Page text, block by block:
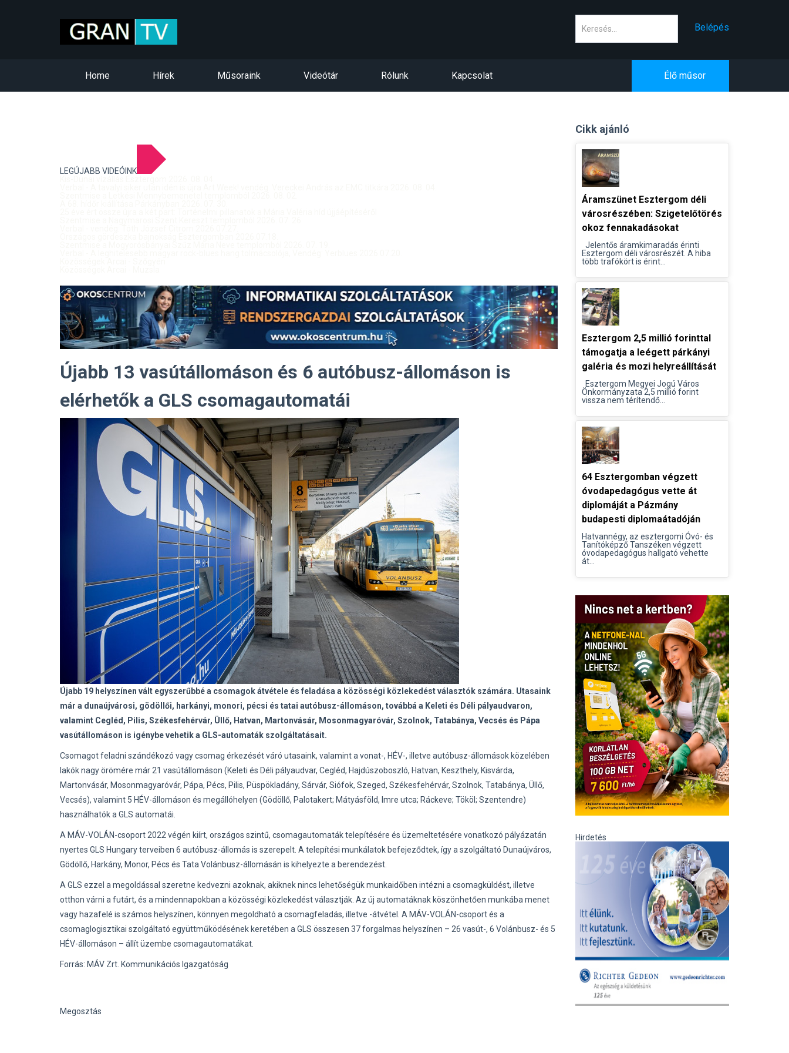
Belépés
Home Hírek Műsoraink Videótár Rólunk Kapcsolat Élő műsor
LEGÚJABB VIDEÓINK
Újabb 13 vasútállomáson és 6 autóbusz-állomáson is
elérhetők a GLS csomagautomatái
Újabb 19 helyszínen vált egyszerűbbé a csomagok átvétele és feladása a közösségi közlekedést választók számára. Utasaink
már a dunaújvárosi, gödöllői, harkányi, monori, pécsi és tatai autóbusz-állomáson, továbbá a Keleti és Déli pályaudvaron,
valamint Cegléd, Pilis, Székesfehérvár, Üllő, Hatvan, Martonvásár, Mosonmagyaróvár, Szolnok, Tatabánya, Vecsés és Pápa
vasútállomáson is igénybe vehetik a GLS-automaták szolgáltatásait.
Csomagot feladni szándékozó vagy csomag érkezését váró utasaink, valamint a vonat-, HÉV-, illetve autóbusz-állomások közelében
lakók nagy örömére már 21 vasútállomáson (Keleti és Déli pályaudvar, Cegléd, Hajdúszoboszló, Hatvan, Keszthely, Kisvárda,
Martonvásár, Mosonmagyaróvár, Pápa, Pécs, Pilis, Püspökladány, Sárvár, Siófok, Szeged, Székesfehérvár, Szolnok, Tatabánya, Üllő,
Vecsés), valamint 5 HÉV-állomáson és megállóhelyen (Gödöllő, Palotakert; Mátyásföld, Imre utca; Ráckeve; Tököl; Szentendre)
használhatók a GLS automatái.
A MÁV-VOLÁN-csoport 2022 végén kiírt, országos szintű, csomagautomaták telepítésére és üzemeltetésére vonatkozó pályázatán
nyertes GLS Hungary terveiben 6 autóbusz-állomás is szerepelt. A telepítési munkálatok befejeződtek, így a szolgáltató Dunaújváros,
Gödöllő, Harkány, Monor, Pécs és Tata Volánbusz-állomásán is kihelyezte a berendezést.
A GLS ezzel a megoldással szeretne kedvezni azoknak, akiknek nincs lehetőségük munkaidőben intézni a csomagküldést, illetve
otthon várni a futárt, és a mindennapokban a közösségi közlekedést választják. Az új automatáknak köszönhetően munkába menet
vagy hazafelé is számos helyszínen, könnyen megoldható a csomagfeladás, illetve -átvétel. A MÁV-VOLÁN-csoport és a
csomaglogisztikai szolgáltató együttműködésének keretében a GLS összesen 37 forgalmas helyszínen – 26 vasút-, 6 Volánbusz- és 5
HÉV-állomáson – állít üzembe csomagautomatákat.
Forrás: MÁV Zrt. Kommunikációs Igazgatóság
Megosztás
Cikk ajánló
Áramszünet Esztergom déli
városrészében: Szigetelőtörés
okoz fennakadásokat
Jelentős áramkimaradás érinti
Esztergom déli városrészét. A hiba
több trafókört is érint...
Esztergom 2,5 millió forinttal
támogatja a leégett párkányi
galéria és mozi helyreállítását
Esztergom Megyei Jogú Város
Önkormányzata 2,5 millió forint
vissza nem térítendő...
64 Esztergomban végzett
óvodapedagógus vette át
diplomáját a Pázmány
budapesti diplomaátadóján
Hatvannégy, az esztergomi Óvó- és
Tanítóképző Tanszéken végzett
óvodapedagógus hallgató vehette
át...
Hirdetés